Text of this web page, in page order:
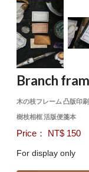
Branch
木の枝フレーム 凸版印
樹枝相框 活版便箋本
Price： NT$ 150
For display only